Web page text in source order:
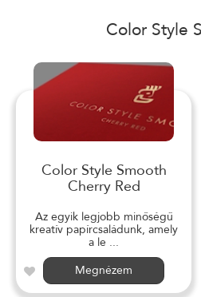
Color Style
Color Style Smooth
Cherry Red
Az egyik legjobb minőségű
kreatív papírcsaládunk, amely
a le ...
Megnézem